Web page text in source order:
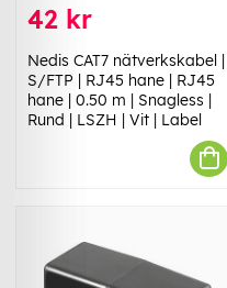
42 kr
Nedis CAT7 nätverkskabel |
S/FTP | RJ45 hane | RJ45
hane | 0.50 m | Snagless |
Rund | LSZH | Vit | Label